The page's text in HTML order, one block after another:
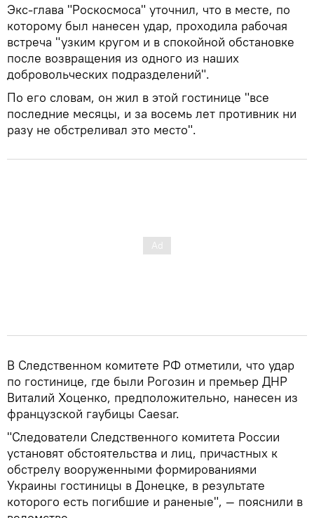
Экс-глава "Роскосмоса" уточнил, что в месте, по
которому был нанесен удар, проходила рабочая
встреча "узким кругом и в спокойной обстановке
после возвращения из одного из наших
добровольческих подразделений".
По его словам, он жил в этой гостинице "все
последние месяцы, и за восемь лет противник ни
разу не обстреливал это место".
В Следственном комитете РФ отметили, что удар
по гостинице, где были Рогозин и премьер ДНР
Виталий Хоценко, предположительно, нанесен из
французской гаубицы Caesar.
"Следователи Следственного комитета России
установят обстоятельства и лиц, причастных к
обстрелу вооруженными формированиями
Украины гостиницы в Донецке, в результате
которого есть погибшие и раненые", — пояснили в